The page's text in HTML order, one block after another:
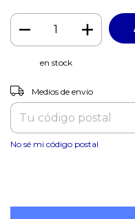
en stock
Entregas para el CP:
Medios de envío
No sé mi código postal